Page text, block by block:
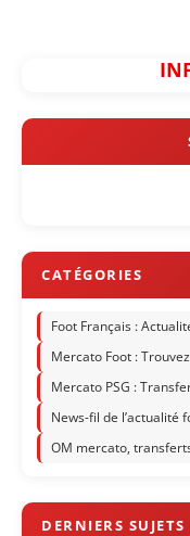
Foot Français :
Mercato Foot :
Mercato PSG :
News-fil de l’actualité
OM mercato,